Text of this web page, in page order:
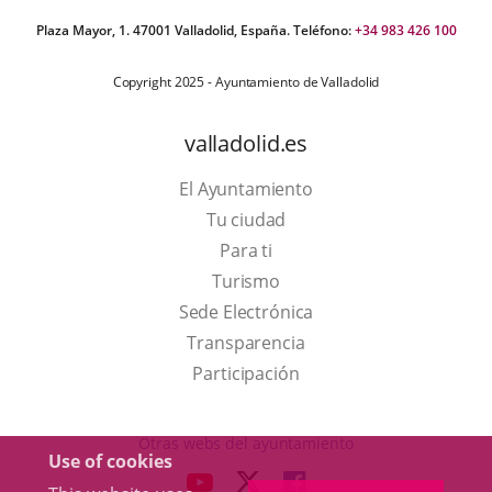
Use of cookies
Plaza Mayor, 1. 47001 Valladolid, España. Teléfono:+34 983 426 100
Copyright 2025 - Ayuntamiento de Valladolid
valladolid.es
El Ayuntamiento
Tu ciudad
Para ti
TurismoThis
link
will
open
a
Sede Electrónica
Transparencia
Participación
Otras webs del ayuntamiento
LINK LINKLINK